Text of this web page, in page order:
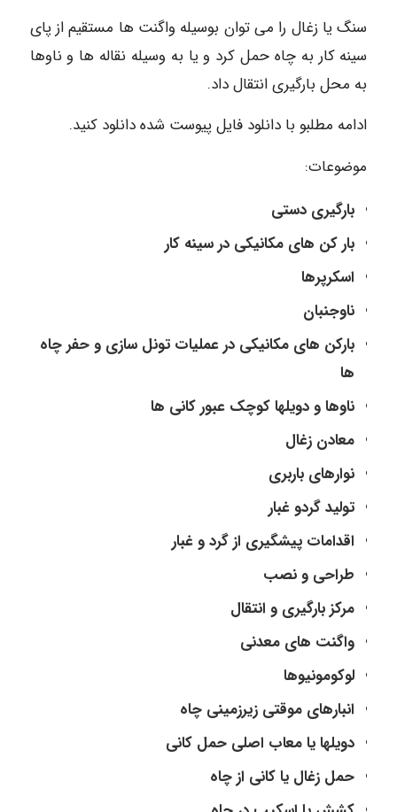
سنگ یا زغال را می توان بوسیله واگنت ها مستقیم از پای
سینه کار به چاه حمل کرد و یا به وسیله نقاله ها و ناوها
به محل بارگیری انتقال داد.
ادامه مطلبو با دانلود فایل پیوست شده دانلود کنید.
موضوعات:
بارگیری دستی
بار کن های مکانیکی در سینه کار
اسکرپرها
ناوجنبان
بارکن های مکانیکی در عملیات تونل سازی و حفر چاه
ها
ناوها و دویلها کوچک عبور کانی ها
معادن زغال
نوارهای باربری
تولید گردو غبار
اقدامات پیشگیری از گرد و غبار
طراحی و نصب
مرکز بارگیری و انتقال
واگنت های معدنی
لوکومونیوها
انبارهای موقتی زیرزمینی چاه
دویلها یا معاب اصلی حمل کانی
حمل زغال یا کانی از چاه